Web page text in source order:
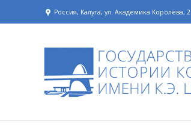
Россия, Калуга, ул. Академика Королёва, 2